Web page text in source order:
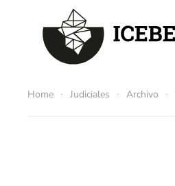
Skip to main content
Home Judiciales Archivo